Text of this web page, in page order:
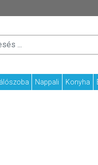
Nappali Konyha